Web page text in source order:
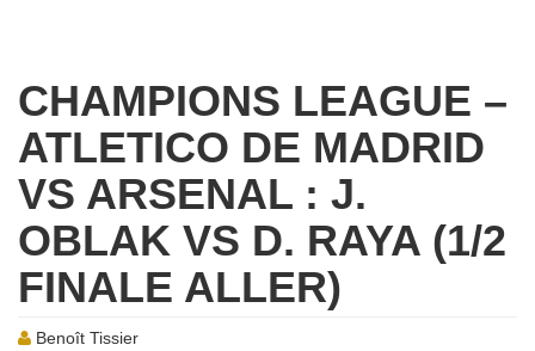
CHAMPIONS LEAGUE –
ATLETICO DE MADRID
VS ARSENAL : J.
OBLAK VS D. RAYA (1/2
FINALE ALLER)
Benoît Tissier